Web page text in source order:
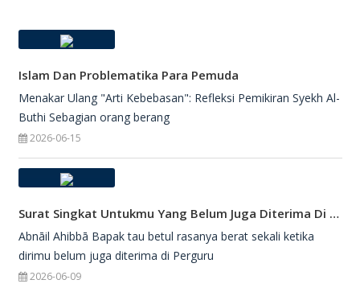
Islam Dan Problematika Para Pemuda
Menakar Ulang "Arti Kebebasan": Refleksi Pemikiran Syekh Al-
Buthi Sebagian orang berang
2026-06-15
Surat Singkat Untukmu Yang Belum Juga Diterima Di Perguruan Tinggi
Abnāil Ahibbā Bapak tau betul rasanya berat sekali ketika
dirimu belum juga diterima di Perguru
2026-06-09